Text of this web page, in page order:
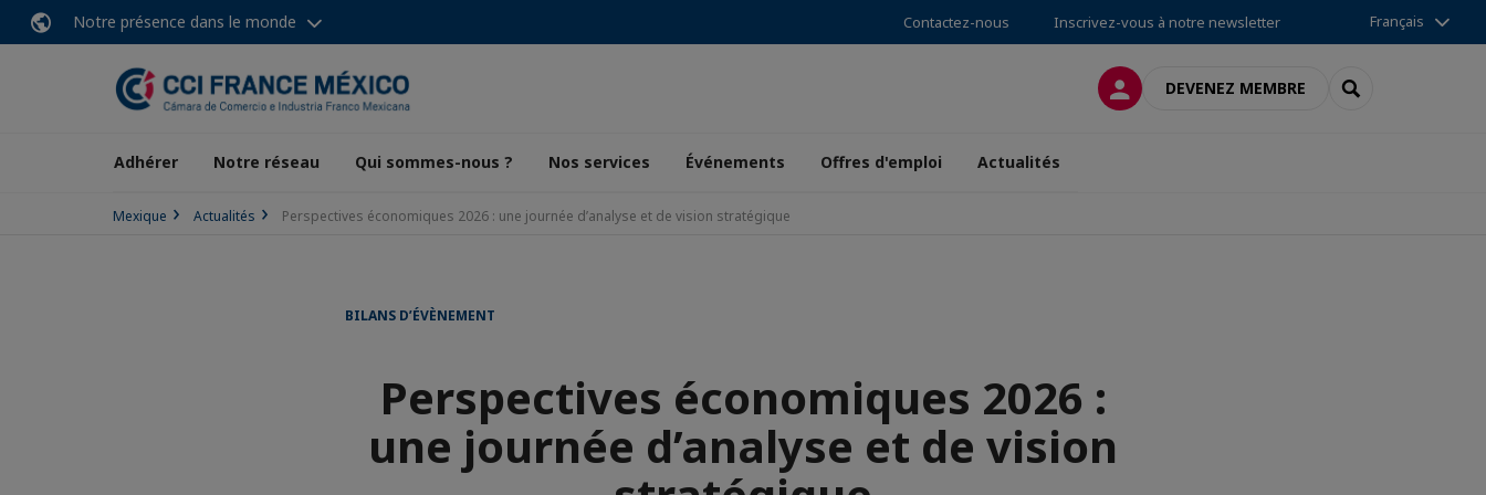
Notre présence dans le monde Contactez-nous Inscrivez-vous à notre newsletter Français
CONNEXIONDEVENEZ MEMBRE RECHERCHER
Adhérer Notre réseau Qui sommes-nous ? Nos services Événements Offres d'emploi Actualités
Mexique Actualités Perspectives économiques 2026 : une journée d’analyse et de vision stratégique
BILANS D’ÉVÈNEMENT
Perspectives économiques 2026 :
une journée d’analyse et de vision